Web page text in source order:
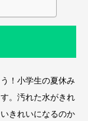
！小学生の夏休み
。汚れた水がきれ
きれいになるのか